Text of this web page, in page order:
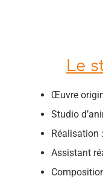
Le
Œuvre
Studio
Réalisation
Assistant